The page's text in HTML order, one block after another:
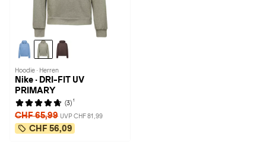
Hoodie · Herren
Nike · DRI-FIT UV
PRIMARY
(3) 1
CHF 65,99 UVP CHF 81,99
CHF 56,09